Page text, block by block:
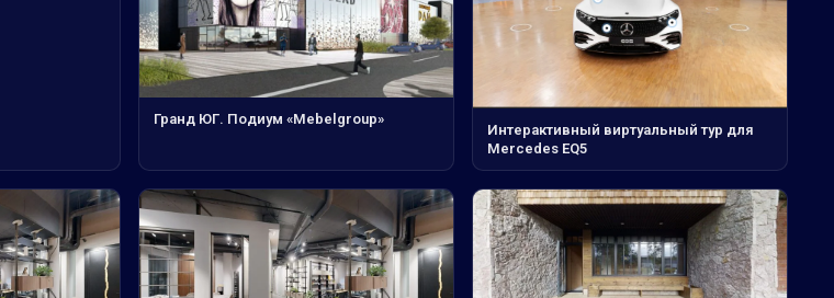
Гранд ЮГ. Подиум «Mebelgroup»
Интерактивный виртуальный тур для
Mercedes EQ5